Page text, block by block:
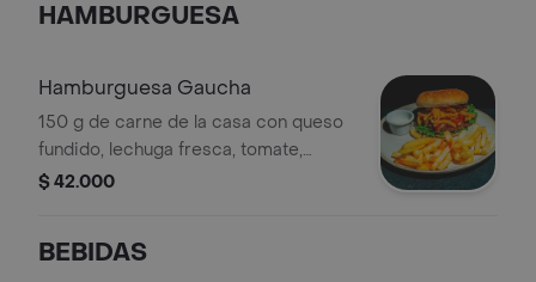
HAMBURGUESA
Hamburguesa Gaucha
150 g de carne de la casa con queso
fundido, lechuga fresca, tomate,
chimichurri ahumado, pimentón dulce
$ 42.000
BEBIDAS